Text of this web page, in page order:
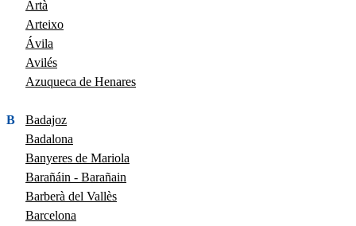
Artà
Arteixo
Ávila
Avilés
Azuqueca de Henares
B
Badajoz
Badalona
Banyeres de Mariola
Barañáin - Barañain
Barberà del Vallès
Barcelona